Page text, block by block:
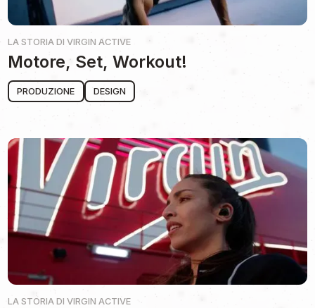
LA STORIA DIVIRGIN ACTIVE
Motore, Set, Workout!
PRODUZIONE DESIGN
LA STORIA DIVIRGIN ACTIVE